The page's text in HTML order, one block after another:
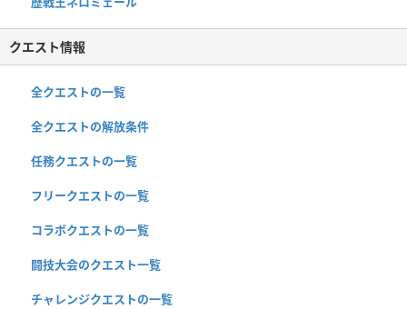
クエスト情報
全クエストの一覧
全クエストの解放条件
任務クエストの一覧
フリークエストの一覧
コラボクエストの一覧
闘技大会のクエスト一覧
チャレンジクエストの一覧